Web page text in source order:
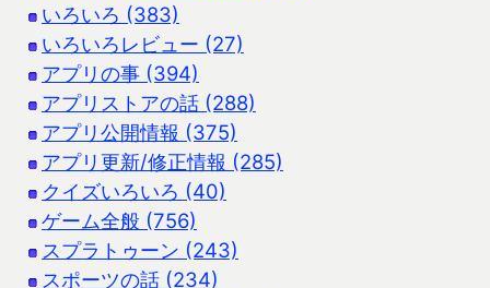
いろいろ (383)
いろいろレビュー (27)
アプリの事 (394)
アプリストアの話 (288)
アプリ公開情報 (375)
アプリ更新/修正情報 (285)
クイズいろいろ (40)
ゲーム全般 (756)
スプラトゥーン (243)
スポーツの話 (234)